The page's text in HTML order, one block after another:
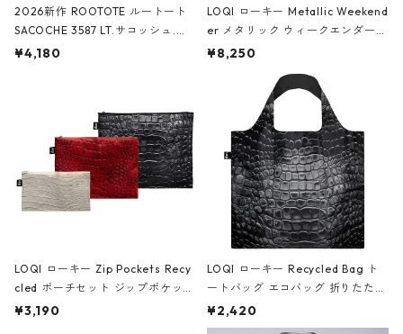
2026新作 ROOTOTE ルートート
SACOCHE 3587 LT.サコッシュ.ル
ミエ-B ショルダーバッグ グロスピ
¥4,180
LOQI ローキー Metallic Weekend
er メタリック ウィークエンダー
ボストンバッグ ショルダーバッグ
Black ジャン=ミッシェル・バスキ
ア/クラウン ブラック
¥8,250
LOQI ローキー Zip Pockets Recy
cled ポーチセット ジップポケット
ファスナーポーチ 撥水加工 トラベ
¥3,190
LOQI ローキー Recycled Bag ト
ートバッグ エコバッグ 折りたたみ
大きめ 撥水加工 収納ポーチ CRO
CODILE/Black クロコダイル/ブラ
¥2,420